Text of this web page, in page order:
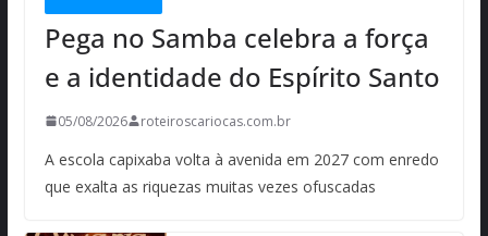
Pega no Samba celebra a força
e a identidade do Espírito Santo
05/08/2026 roteiroscariocas.com.br
A escola capixaba volta à avenida em 2027 com enredo
que exalta as riquezas muitas vezes ofuscadas